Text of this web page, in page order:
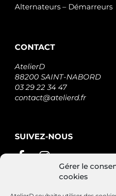
Gérer le
cookies
Alternateurs – Démarreurs
CONTACT
AtelierD
88200 SAINT-NABORD
03 29 22 34 47
contact@atelierd.fr
SUIVEZ-NOUS